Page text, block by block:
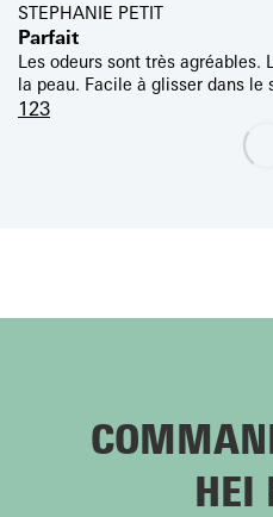
STEPHANIE PETIT
Parfait
Les odeurs sont très agréables.
la peau. Facile à glisser dans le
1 23
HEI